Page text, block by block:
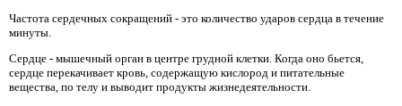
Частота сердечных сокращений - это количество ударов сердца в течение
минуты.
Сердце - мышечный орган в центре грудной клетки. Когда оно бьется,
сердце перекачивает кровь, содержащую кислород и питательные
вещества, по телу и выводит продукты жизнедеятельности.